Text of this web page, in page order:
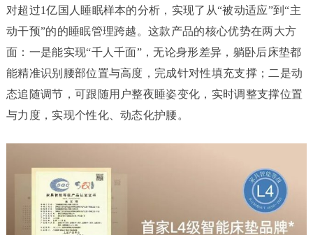
对超过1亿国人睡眠样本的分析，实现了从“被动适应”到“主
动干预”的的睡眠管理跨越。这款产品的核心优势在两大方
面：一是能实现“千人千面”，无论身形差异，躺卧后床垫都
能精准识别腰部位置与高度，完成针对性填充支撑；二是动
态追随调节，可跟随用户整夜睡姿变化，实时调整支撑位置
与力度，实现个性化、动态化护腰。